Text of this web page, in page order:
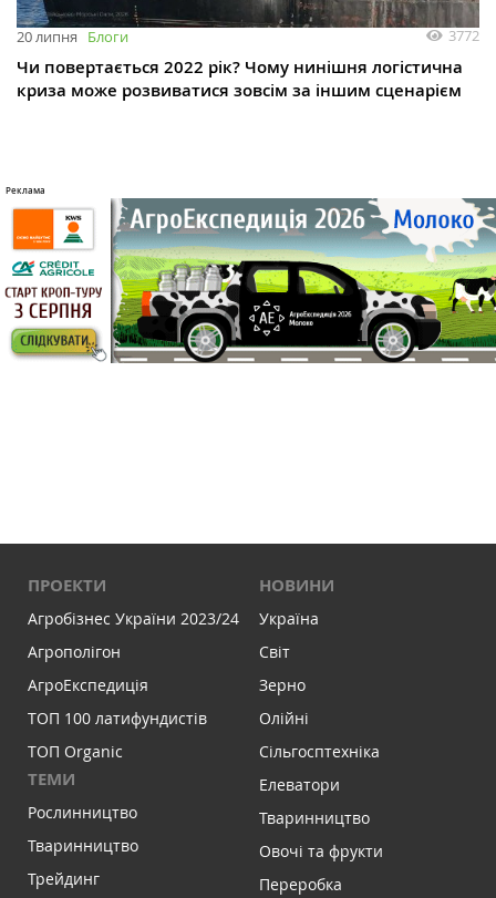
20 липня Блоги 3772
Чи повертається 2022 рік? Чому нинішня логістична
криза може розвиватися зовсім за іншим сценарієм
ПРОЕКТИ
Агробізнес України 2023/24
Агрополігон
АгроЕкспедиція
ТОП 100 латифундистів
ТОП Organic
ТЕМИ
Рослинництво
Тваринництво
Трейдинг
НОВИНИ
Україна
Світ
Зерно
Олійні
Сільгосптехніка
Елеватори
Тваринництво
Овочі та фрукти
Переробка